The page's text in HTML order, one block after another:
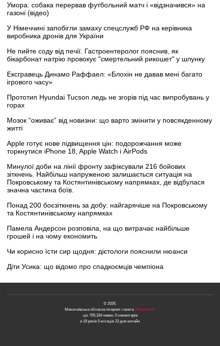
Умора: собака перервав футбольний матч і «відзначився» на
газоні (відео)
У Німеччині запобігли замаху спецслужб РФ на керівника
виробника дронів для України
Не пийте соду від печії. Гастроентеролог пояснив, як
бікарбонат натрію провокує "смертельний рикошет" у шлунку
Ексгравець Динамо Раффаел: «Блохін не давав мені багато
ігрового часу»
Прототип Hyundai Tucson ледь не згорів під час випробувань у
горах
Мозок “оживає” від новизни: що варто змінити у повсякденному
житті
Apple готує нове підвищення цін: подорожчання може
торкнутися iPhone 18, Apple Watch і AirPods
Минулої доби на лінії фронту зафіксували 216 бойових
зіткнень. Найбільш напруженою залишається ситуація на
Покровському та Костянтинівському напрямках, де відбулася
значна частина боїв.
Понад 200 боєзіткнень за добу: найгарячіше на Покровському
та Костянтинівському напрямках
Памела Андерсон розповіла, на що витрачає найбільше
грошей і на чому економить
Чи корисно їсти сир щодня: дієтологи пояснили нюанси
Діти Усика: що відомо про спадкоємців чемпіона
© 2026.
Миколаївська обласна інтернет-газета «Новини N»
це: 705,334 новин, 0 коментарів
и 19 років 5 місяців 23 дня онлайн.